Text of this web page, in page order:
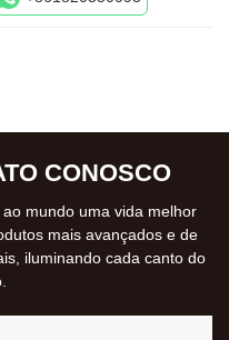
CONOSCO
mundo uma vida melhor
mais avançados e de
iluminando cada canto do